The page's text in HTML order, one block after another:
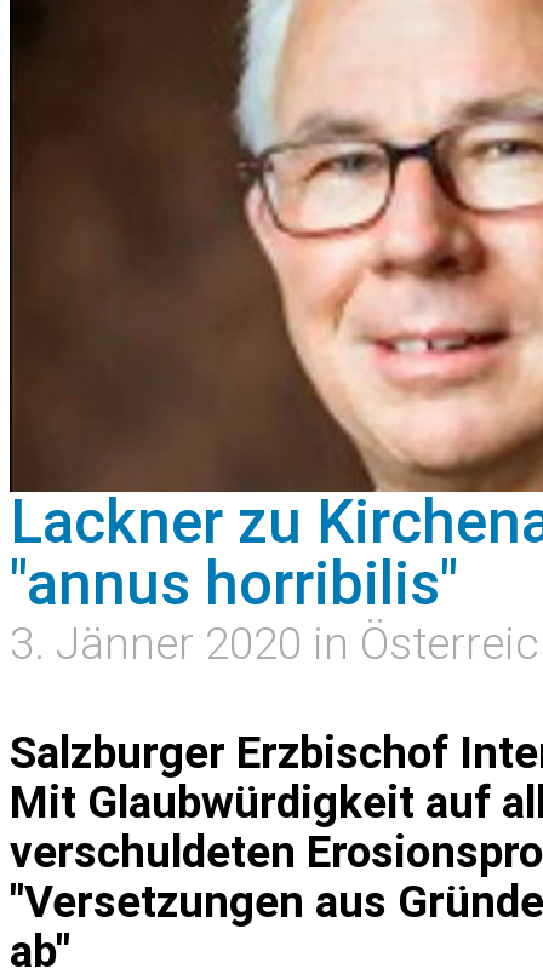
Lackner zu
"annus horribilis"
3. Jänner 2020 in
Salzburger Erzbischof
Mit Glaubwürdigkeit auf
verschuldeten
"Versetzungen aus
ab"